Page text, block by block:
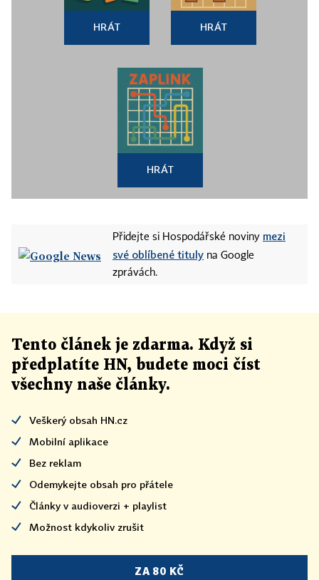
HRÁT HRÁT
HRÁT
Přidejte si Hospodářské noviny mezi
své oblíbené tituly na Google
zprávách.
Tento článek je zdarma. Když si
předplatíte HN, budete moci číst
všechny naše články.
Veškerý obsah HN.cz
Mobilní aplikace
Bez reklam
Odemykejte obsah pro přátele
Články v audioverzi + playlist
Možnost kdykoliv zrušit
ZA 80 KČ